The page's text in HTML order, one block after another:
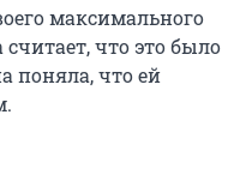
максимального
что это было
поняла, что ей